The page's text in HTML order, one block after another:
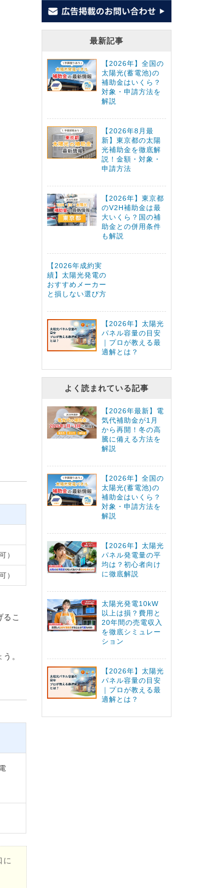
）
）
こ
。
に
最新記事
【2026年】全国の
太陽光(蓄電池)の
補助金はいくら？
対象・申請方法を
解説
【2026年8月最
新】東京都の太陽
光補助金を徹底解
説！金額・対象・
申請方法
【2026年】東京都
のV2H補助金は最
大いくら？国の補
助金との併用条件
も解説
【2026年成約実
績】太陽光発電の
おすすめメーカー
と損しない選び方
【2026年】太陽光
パネル容量の目安
｜プロが教える最
適解とは？
よく読まれている記事
【2026年最新】電
気代補助金が1月
から再開！冬の高
騰に備える方法を
解説
【2026年】全国の
太陽光(蓄電池)の
補助金はいくら？
対象・申請方法を
解説
【2026年】太陽光
パネル発電量の平
均は？初心者向け
に徹底解説
太陽光発電10kW
以上は損？費用と
20年間の売電収入
を徹底シミュレー
ション
【2026年】太陽光
パネル容量の目安
｜プロが教える最
適解とは？